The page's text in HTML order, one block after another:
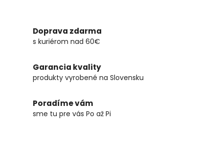
Doprava zdarma
s kuriérom nad 60€
Garancia kvality
produkty vyrobené na Slovensku
Poradíme vám
sme tu pre vás Po až Pi